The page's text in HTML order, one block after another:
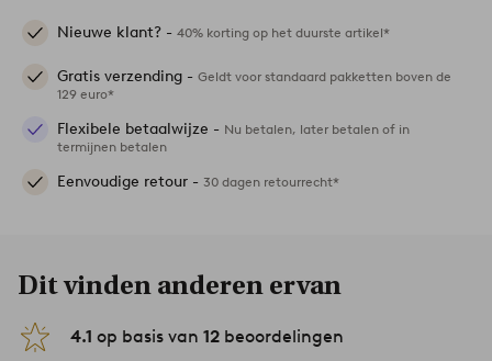
Nieuwe klant? - 40% korting op het duurste artikel*
Gratis verzending - Geldt voor standaard pakketten boven de
129 euro*
Flexibele betaalwijze - Nu betalen, later betalen of in
termijnen betalen
Eenvoudige retour - 30 dagen retourrecht*
Dit vinden anderen ervan
4.1 op basis van 12 beoordelingen